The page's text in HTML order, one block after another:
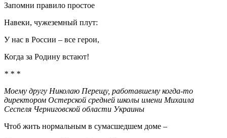
Запомни правило простое
Навеки, чужеземный плут:
У нас в России – все герои,
Когда за Родину встают!
* * *
Моему другу Николаю Перещу, работавшему когда-то
директором Остерской средней школы имени Михаила
Сеспеля Черниговской области Украины
Чтоб жить нормальным в сумасшедшем доме –